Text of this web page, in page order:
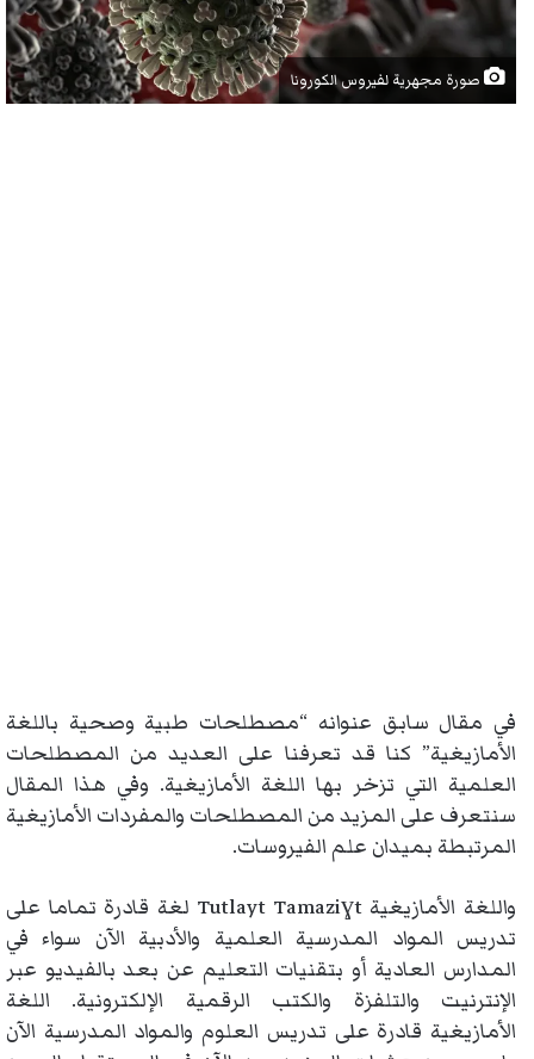
صورة مجهرية لفيروس الكورونا
في مقال سابق عنوانه “مصطلحات طبية وصحية باللغة
الأمازيغية” كنا قد تعرفنا على العديد من المصطلحات
العلمية التي تزخر بها اللغة الأمازيغية. وفي هذا المقال
سنتعرف على المزيد من المصطلحات والمفردات الأمازيغية
المرتبطة بميدان علم الفيروسات.
واللغة الأمازيغية Tutlayt Tamaziɣt لغة قادرة تماما على
تدريس المواد المدرسية العلمية والأدبية الآن سواء في
المدارس العادية أو بتقنيات التعليم عن بعد بالفيديو عبر
الإنترنيت والتلفزة والكتب الرقمية الإلكترونية. اللغة
الأمازيغية قادرة على تدريس العلوم والمواد المدرسية الآن